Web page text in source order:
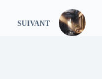
SUIVANT